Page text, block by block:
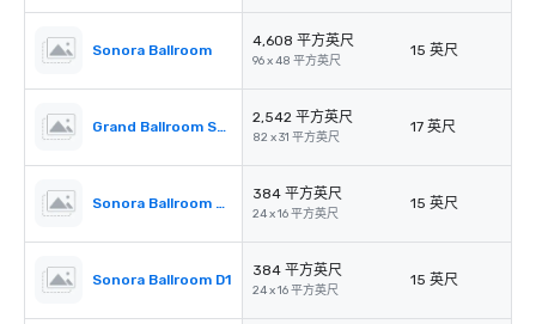
Sonora Ballroom
4,608 平方英尺
96 x 48 平方英尺
15 英尺
Grand Ballroom Salon I
2,542 平方英尺
82 x 31 平方英尺
17 英尺
Sonora Ballroom D3
384 平方英尺
24 x 16 平方英尺
15 英尺
Sonora Ballroom D1
384 平方英尺
24 x 16 平方英尺
15 英尺